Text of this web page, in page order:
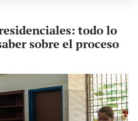
todo lo
sobre el proceso